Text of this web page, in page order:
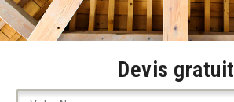
Devis gratuit